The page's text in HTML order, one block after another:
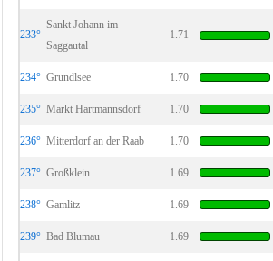
233°
Sankt Johann im
Saggautal
1.71
234° Grundlsee 1.70
235° Markt Hartmannsdorf 1.70
236° Mitterdorf an der Raab 1.70
237° Großklein 1.69
238° Gamlitz 1.69
239° Bad Blumau 1.69